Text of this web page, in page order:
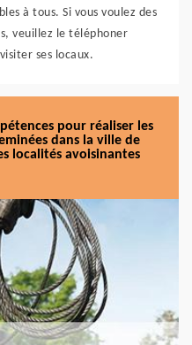
à tous. Si vous voulez des
veuillez le téléphoner
ses locaux.
pour réaliser les
dans la ville de
localités avoisinantes